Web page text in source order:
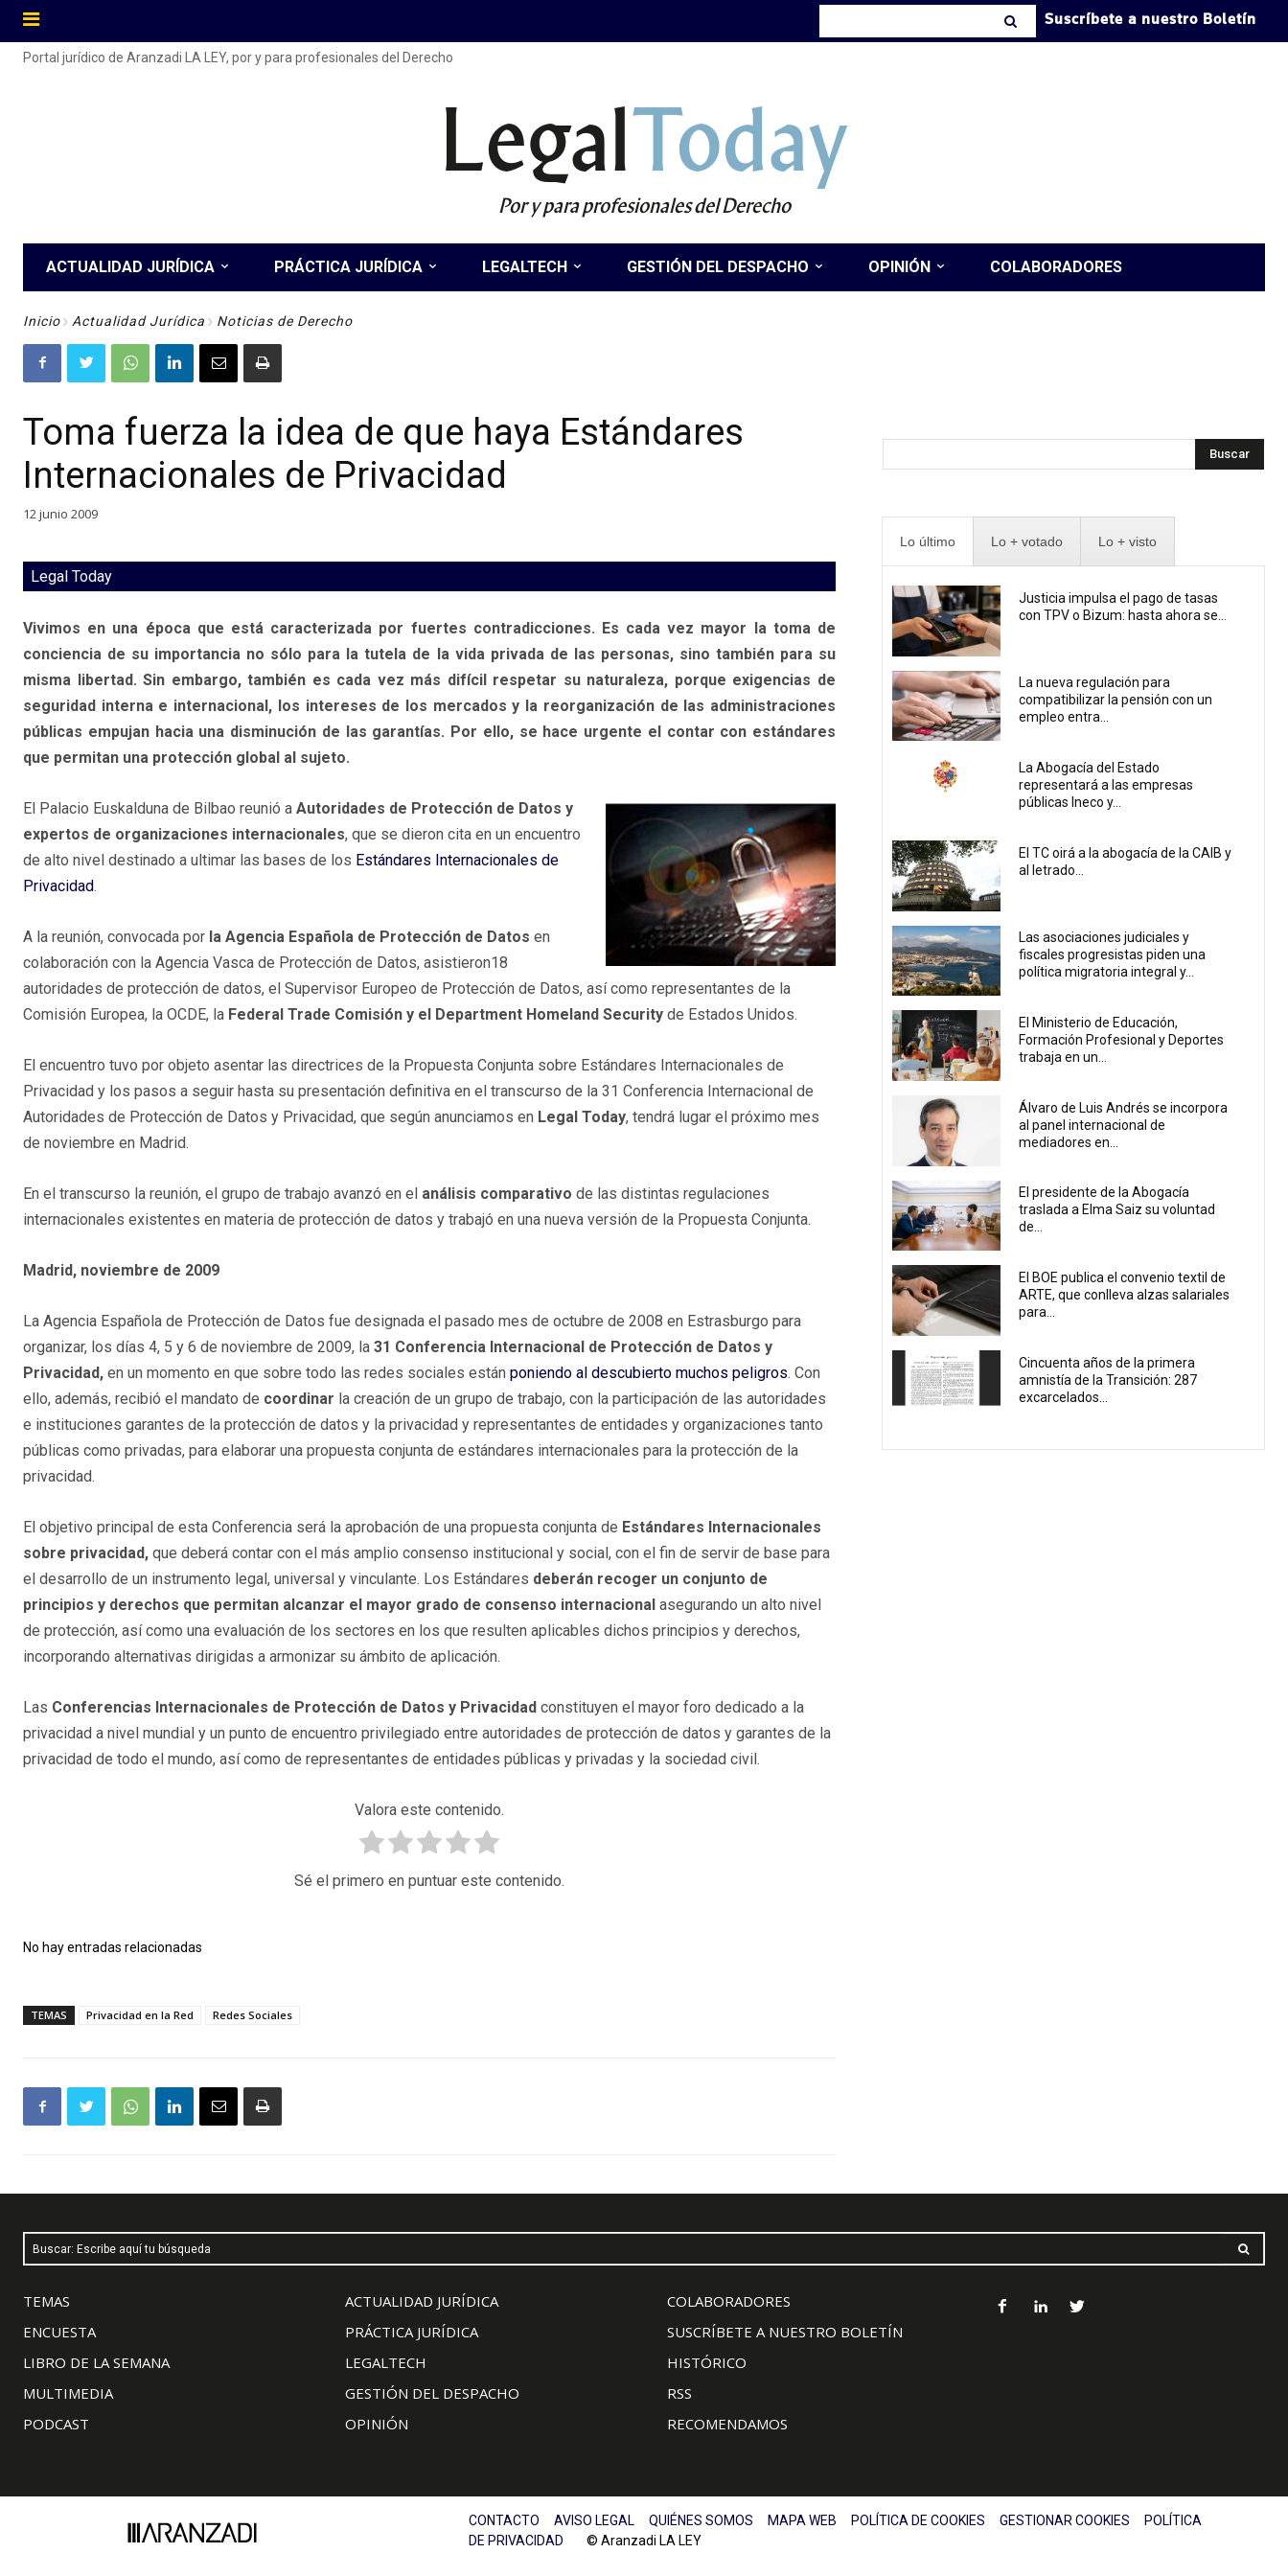
Suscríbete a nuestro Boletín
Portal jurídico de Aranzadi LA LEY, por y para profesionales del Derecho
LegalToday
Por y para profesionales del Derecho
ACTUALIDAD JURÍDICA PRÁCTICA JURÍDICA LEGALTECH GESTIÓN DEL DESPACHO OPINIÓN COLABORADORES
Inicio Actualidad Jurídica Noticias de Derecho
Toma fuerza la idea de que haya Estándares
Internacionales de Privacidad
12 junio 2009
Legal Today
Vivimos en una época que está caracterizada por fuertes contradicciones. Es cada vez mayor la toma de
conciencia de su importancia no sólo para la tutela de la vida privada de las personas, sino también para su
misma libertad. Sin embargo, también es cada vez más difícil respetar su naturaleza, porque exigencias de
seguridad interna e internacional, los intereses de los mercados y la reorganización de las administraciones
públicas empujan hacia una disminución de las garantías. Por ello, se hace urgente el contar con estándares
que permitan una protección global al sujeto.
El Palacio Euskalduna de Bilbao reunió a Autoridades de Protección de Datos y
expertos de organizaciones internacionales, que se dieron cita en un encuentro
de alto nivel destinado a ultimar las bases de los Estándares Internacionales de
Privacidad.
A la reunión, convocada por la Agencia Española de Protección de Datos en
colaboración con la Agencia Vasca de Protección de Datos, asistieron18
autoridades de protección de datos, el Supervisor Europeo de Protección de Datos, así como representantes de la
Comisión Europea, la OCDE, la Federal Trade Comisión y el Department Homeland Security de Estados Unidos.
El encuentro tuvo por objeto asentar las directrices de la Propuesta Conjunta sobre Estándares Internacionales de
Privacidad y los pasos a seguir hasta su presentación definitiva en el transcurso de la 31 Conferencia Internacional de
Autoridades de Protección de Datos y Privacidad, que según anunciamos en Legal Today, tendrá lugar el próximo mes
de noviembre en Madrid.
En el transcurso la reunión, el grupo de trabajo avanzó en el análisis comparativo de las distintas regulaciones
internacionales existentes en materia de protección de datos y trabajó en una nueva versión de la Propuesta Conjunta.
Madrid, noviembre de 2009
La Agencia Española de Protección de Datos fue designada el pasado mes de octubre de 2008 en Estrasburgo para
organizar, los días 4, 5 y 6 de noviembre de 2009, la 31 Conferencia Internacional de Protección de Datos y
Privacidad, en un momento en que sobre todo las redes sociales están poniendo al descubierto muchos peligros. Con
ello, además, recibió el mandato de coordinar la creación de un grupo de trabajo, con la participación de las autoridades
e instituciones garantes de la protección de datos y la privacidad y representantes de entidades y organizaciones tanto
públicas como privadas, para elaborar una propuesta conjunta de estándares internacionales para la protección de la
privacidad.
El objetivo principal de esta Conferencia será la aprobación de una propuesta conjunta de Estándares Internacionales
sobre privacidad, que deberá contar con el más amplio consenso institucional y social, con el fin de servir de base para
el desarrollo de un instrumento legal, universal y vinculante. Los Estándares deberán recoger un conjunto de
principios y derechos que permitan alcanzar el mayor grado de consenso internacional asegurando un alto nivel
de protección, así como una evaluación de los sectores en los que resulten aplicables dichos principios y derechos,
incorporando alternativas dirigidas a armonizar su ámbito de aplicación.
Las Conferencias Internacionales de Protección de Datos y Privacidad constituyen el mayor foro dedicado a la
privacidad a nivel mundial y un punto de encuentro privilegiado entre autoridades de protección de datos y garantes de la
privacidad de todo el mundo, así como de representantes de entidades públicas y privadas y la sociedad civil.
Valora este contenido.
Sé el primero en puntuar este contenido.
No hay entradas relacionadas
TEMAS Privacidad en la Red Redes Sociales
Buscar
Lo último Lo + votado Lo + visto
Justicia impulsa el pago de tasas
con TPV o Bizum: hasta ahora se...
La nueva regulación para
compatibilizar la pensión con un
empleo entra...
La Abogacía del Estado
representará a las empresas
públicas Ineco y...
El TC oirá a la abogacía de la CAIB y
al letrado...
Las asociaciones judiciales y
fiscales progresistas piden una
política migratoria integral y...
El Ministerio de Educación,
Formación Profesional y Deportes
trabaja en un...
Álvaro de Luis Andrés se incorpora
al panel internacional de
mediadores en...
El presidente de la Abogacía
traslada a Elma Saiz su voluntad
de...
El BOE publica el convenio textil de
ARTE, que conlleva alzas salariales
para...
Cincuenta años de la primera
amnistía de la Transición: 287
excarcelados...
Buscar: Escribe aquí tu búsqueda
TEMAS
ENCUESTA
LIBRO DE LA SEMANA
MULTIMEDIA
PODCAST
ACTUALIDAD JURÍDICA
PRÁCTICA JURÍDICA
LEGALTECH
GESTIÓN DEL DESPACHO
OPINIÓN
COLABORADORES
SUSCRÍBETE A NUESTRO BOLETÍN
HISTÓRICO
RSS
RECOMENDAMOS
CONTACTO AVISO LEGAL QUIÉNES SOMOS MAPA WEB POLÍTICA DE COOKIES GESTIONAR COOKIES
POLÍTICA
DE PRIVACIDAD © Aranzadi LA LEY